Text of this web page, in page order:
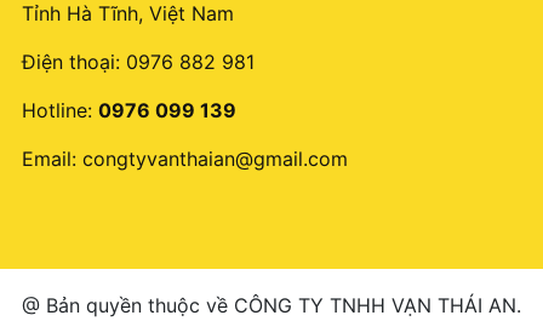
Tỉnh Hà Tĩnh, Việt Nam
Điện thoại: 0976 882 981
Hotline: 0976 099 139
Email: congtyvanthaian@gmail.com
@ Bản quyền thuộc về CÔNG TY TNHH VẠN THÁI AN.